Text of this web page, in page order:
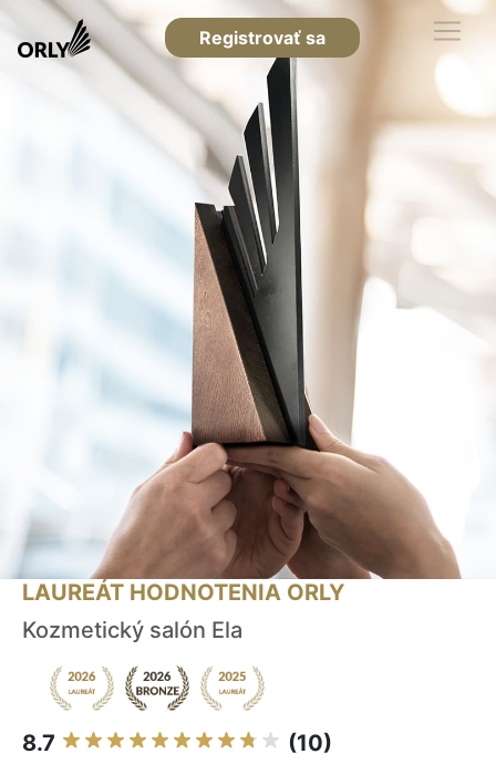
Registrovať sa
LAUREÁT HODNOTENIA ORLY
Kozmetický salón Ela
8.7 (10)